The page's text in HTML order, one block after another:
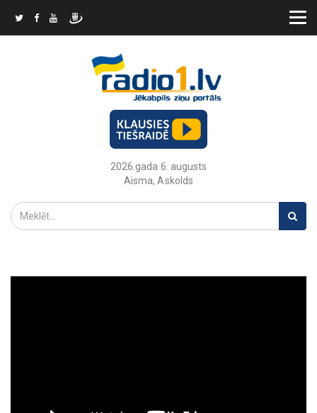
2026.gada 6. augusts
Aisma, Askolds